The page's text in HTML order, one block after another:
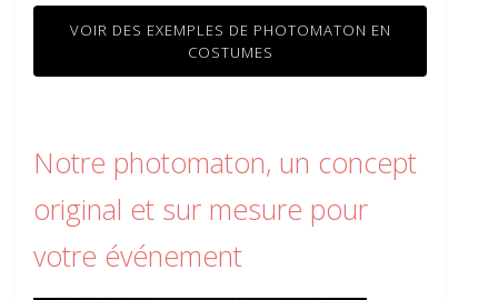
VOIR DES EXEMPLES DE PHOTOMATON EN
COSTUMES
Notre photomaton, un concept
original et sur mesure pour
votre événement